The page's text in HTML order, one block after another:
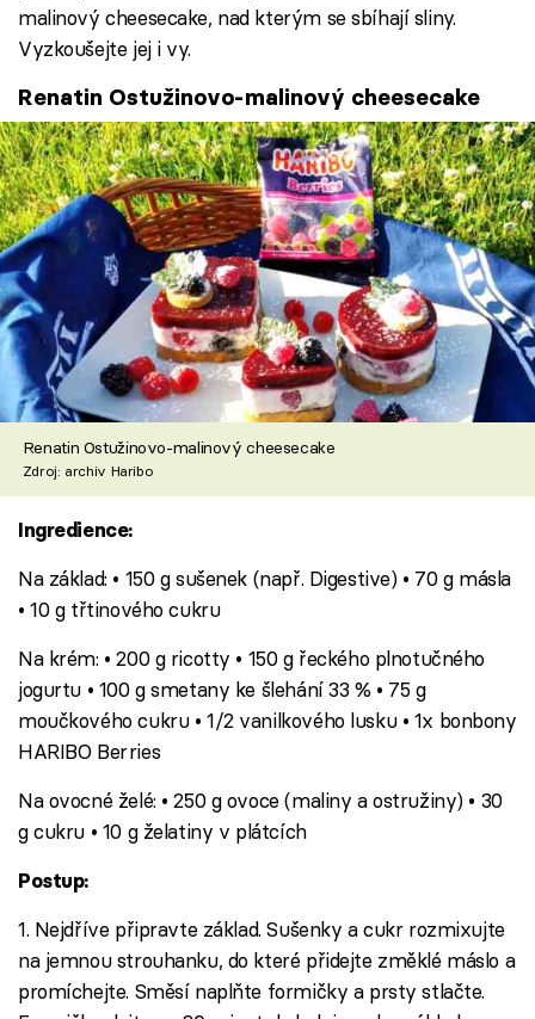
malinový cheesecake, nad kterým se sbíhají sliny.
Vyzkoušejte jej i vy.
Renatin Ostužinovo-malinový cheesecake
Renatin Ostužinovo-malinový cheesecake
Zdroj: archiv Haribo
Ingredience:
Na základ: • 150 g sušenek (např. Digestive) • 70 g másla
• 10 g třtinového cukru
Na krém: • 200 g ricotty • 150 g řeckého plnotučného
jogurtu • 100 g smetany ke šlehání 33 % • 75 g
moučkového cukru • 1/2 vanilkového lusku • 1x bonbony
HARIBO Berries
Na ovocné želé: • 250 g ovoce (maliny a ostružiny) • 30
g cukru • 10 g želatiny v plátcích
Postup:
1. Nejdříve připravte základ. Sušenky a cukr rozmixujte
na jemnou strouhanku, do které přidejte změklé máslo a
promíchejte. Směsí naplňte formičky a prsty stlačte.